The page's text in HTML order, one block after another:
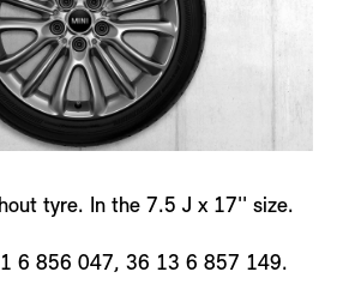
tyre. In the 7.5 J x 17'' size.
6 856 047, 36 13 6 857 149.